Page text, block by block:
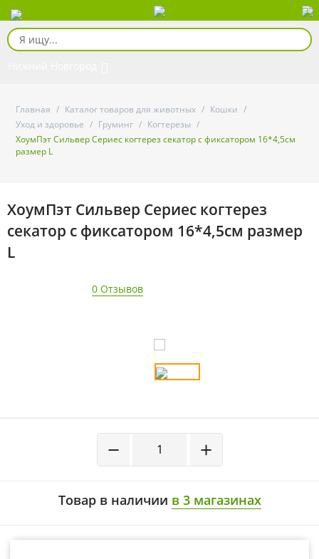
Главная / Каталог товаров для животных / Кошки /
Уход и здоровье / Груминг / Когтерезы /
ХоумПэт Сильвер Сериес когтерез секатор с фиксатором 16*4,5см
размер L
ХоумПэт Сильвер Сериес когтерез
секатор с фиксатором 16*4,5см размер
L
0 Отзывов
+
−
Товар в наличии в 3 магазинах